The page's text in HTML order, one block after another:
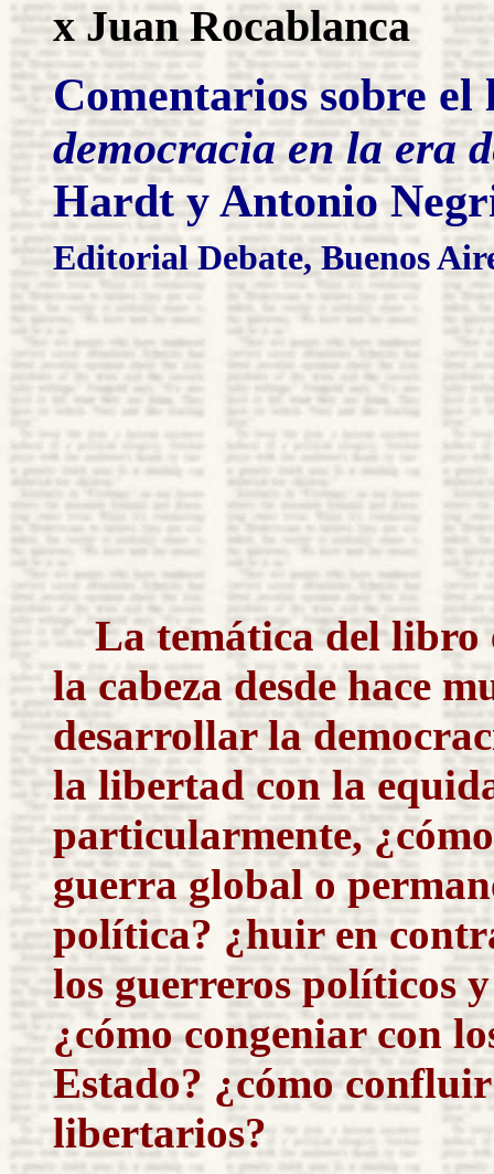
xJuanRocablanca
Comentarios sobre
democracia en la era
Hardt y Antonio
Editorial Debate, Buenos
La temática del libro
la cabeza desde hace
desarrollar la
la libertad con la
particularmente,
guerra global o
política? ¿huir en
los guerreros políticos
¿cómo congeniar con
Estado? ¿cómo
libertarios?